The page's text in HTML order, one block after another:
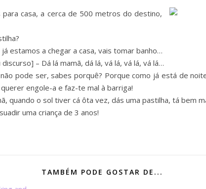
para casa, a cerca de 500 metros do destino,
estamos a chegar a casa, vais tomar banho…
– Dá lá mamã, dá lá, vá lá, vá lá, vá lá…
pode ser, sabes porquê? Porque como já está de
engole-a e faz-te mal à barriga!
quando o sol tiver cá ôta vez, dás uma pastilha, tá bem
uma criança de 3 anos!
TAMBÉM PODE GOSTAR DE...